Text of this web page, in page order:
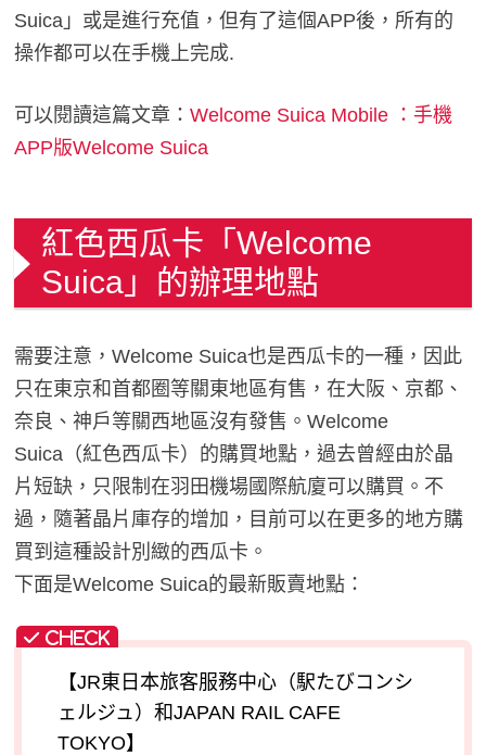
Suica」或是進行充值，但有了這個APP後，所有的
操作都可以在手機上完成.
可以閱讀這篇文章：Welcome Suica Mobile ：手機
APP版Welcome Suica
紅色西瓜卡「Welcome
Suica」的辦理地點
需要注意，Welcome Suica也是西瓜卡的一種，因此
只在東京和首都圈等關東地區有售，在大阪、京都、
奈良、神戶等關西地區沒有發售。Welcome
Suica（紅色西瓜卡）的購買地點，過去曾經由於晶
片短缺，只限制在羽田機場國際航廈可以購買。不
過，隨著晶片庫存的增加，目前可以在更多的地方購
買到這種設計別緻的西瓜卡。
下面是Welcome Suica的最新販賣地點：
【JR東日本旅客服務中心（駅たびコンシ
ェルジュ）和JAPAN RAIL CAFE
TOKYO】